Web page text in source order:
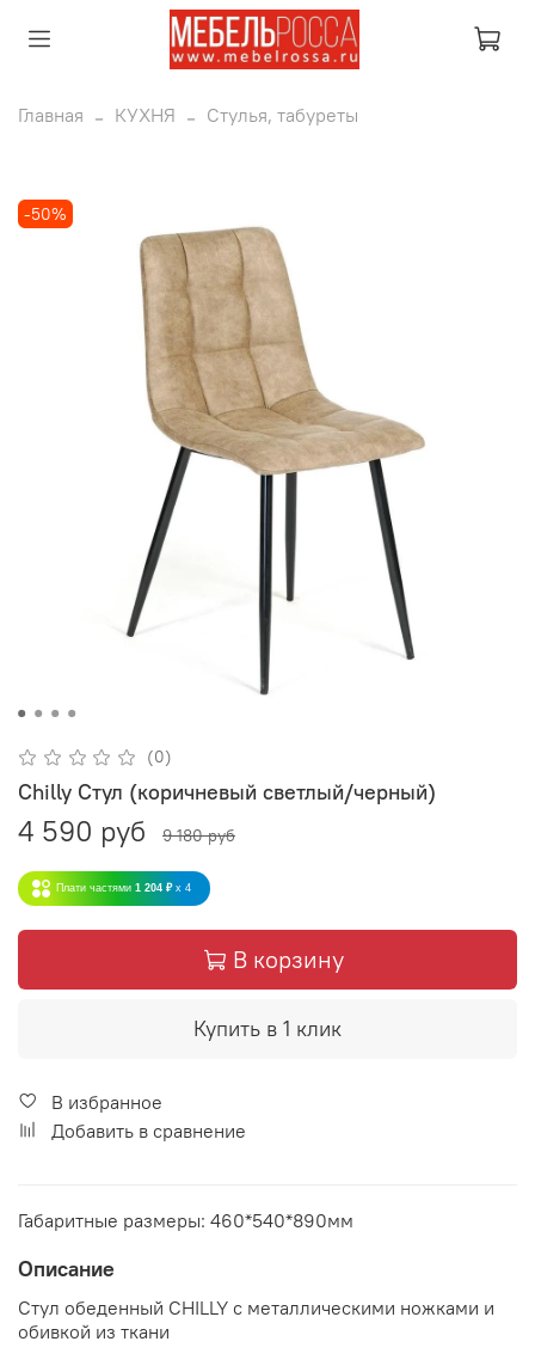
Главная КУХНЯ Стулья, табуреты
-50%
(0)
Chilly Стул (коричневый светлый/черный)
4 590 руб 9 180 руб
Плати частями 1 204 ₽ x 4
В корзину
Купить в 1 клик
В избранное
Добавить в сравнение
Габаритные размеры: 460*540*890мм
Описание
Стул обеденный CHILLY с металлическими ножками и
обивкой из ткани